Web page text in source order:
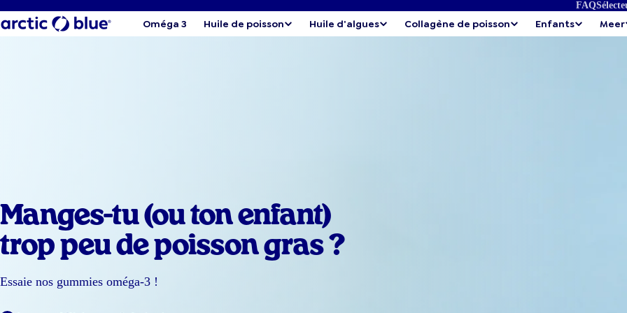
FAQ
Oméga 3 Huile de poisson Huile d'algues Collagène de poisson Enfants Meer
Manges-tu (ou ton enfant)
trop peu de poisson gras ?
Essaie nos gummies oméga-3 !